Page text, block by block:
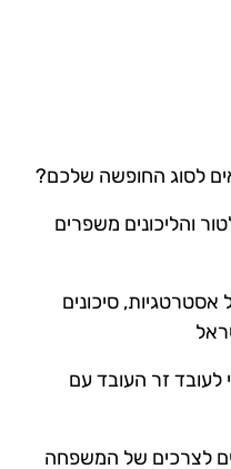
לסוג החופשה שלכם?
והליכונים משפרים
סיכונים
לעובד זר העובד עם
לצרכים של המשפחה